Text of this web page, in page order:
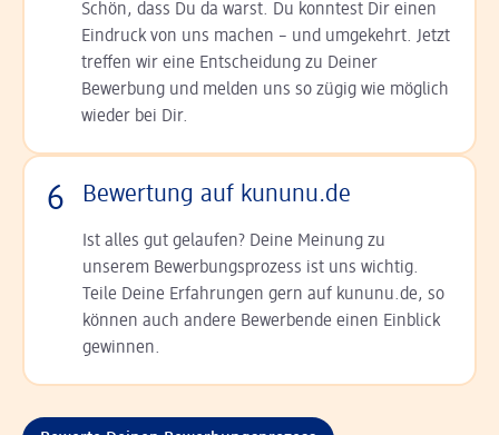
Schön, dass Du da warst. Du konntest Dir einen
Ein­druck von uns machen – und umgekehrt. Jetzt
tref­fen wir eine Entscheidung zu Deiner
Bewerbung und melden uns so zügig wie möglich
wieder bei Dir.
6 Bewertung auf kununu.de
Ist alles gut gelaufen? Deine Meinung zu
unserem Bewerbungsprozess ist uns wichtig.
Teile Deine Erfahrungen gern auf kununu.de, so
können auch andere Bewerbende einen Einblick
gewinnen.